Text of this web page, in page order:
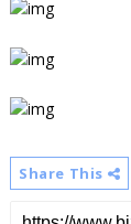
Share This